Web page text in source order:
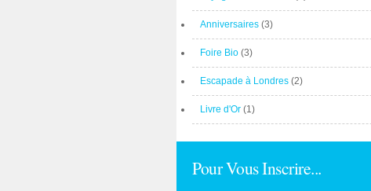
Anniversaires (3)
Foire Bio (3)
Escapade à Londres (2)
Livre d'Or (1)
Pour Vous Inscrire...